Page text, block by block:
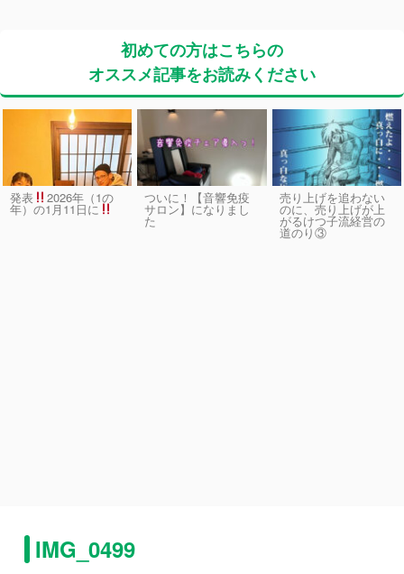
初めての方はこちらの
オススメ記事をお読みください
発表 2026年（1の
年）の1月11日に
ついに！【音響免疫
サロン】になりまし
た
売り上げを追わない
のに、売り上げが上
がるけつ子流経営の
道のり③
IMG_0499